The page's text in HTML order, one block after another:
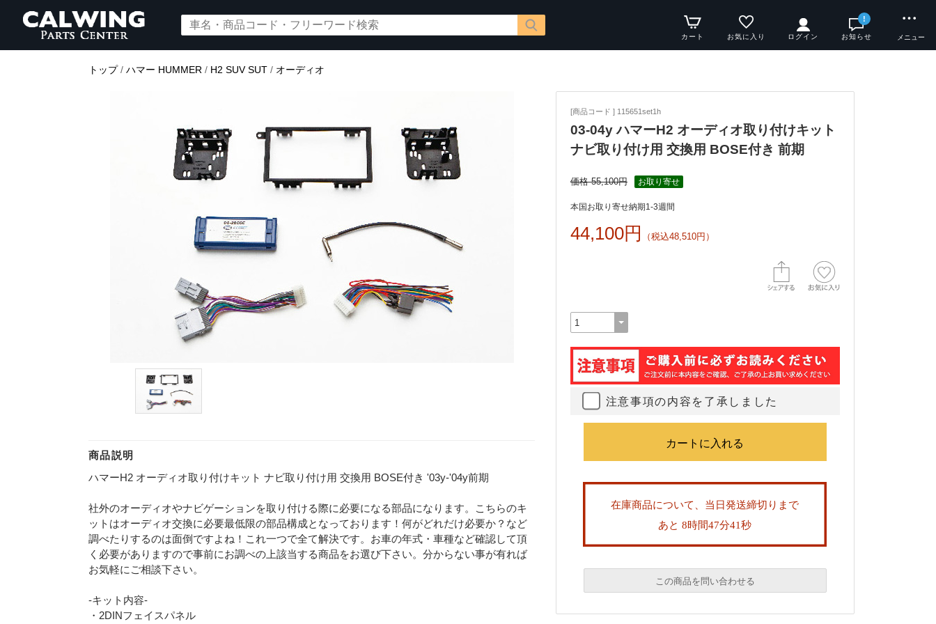
カート お気に入り ログイン
!
お知らせ メニュー
トップ/ ハマー HUMMER / H2 SUV SUT / オーディオ
商品説明
ハマーH2 オーディオ取り付けキット ナビ取り付け用 交換用 BOSE付き '03y-'04y前期
社外のオーディオやナビゲーションを取り付ける際に必要になる部品になります。こちらのキ
ットはオーディオ交換に必要最低限の部品構成となっております！何がどれだけ必要か？など
調べたりするのは面倒ですよね！これ一つで全て解決です。お車の年式・車種など確認して頂
く必要がありますので事前にお調べの上該当する商品をお選び下さい。分からない事が有れば
お気軽にご相談下さい。
-キット内容-
・2DINフェイスパネル
[商品コード ] 115651set1h
03-04y ハマーH2 オーディオ取り付けキット
ナビ取り付け用 交換用 BOSE付き 前期
価格 55,100円 お取り寄せ
本国お取り寄せ納期1-3週間
44,100円 （税込48,510円）
注意事項の内容を了承しました
在庫商品について、当日発送締切りまで
あと 8時間47分41秒
この商品を問い合わせる